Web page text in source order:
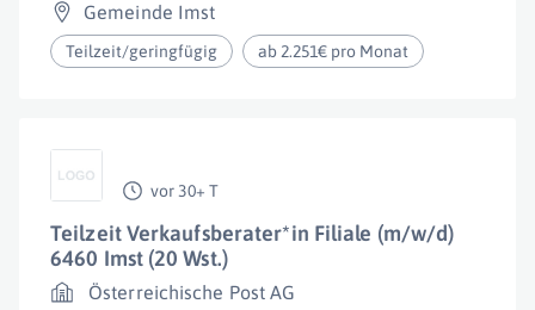
Gemeinde Imst
Teilzeit/geringfügig ab 2.251€ pro Monat
vor 30+ T
Teilzeit Verkaufsberater*in Filiale (m/w/d)
6460 Imst (20 Wst.)
Österreichische Post AG